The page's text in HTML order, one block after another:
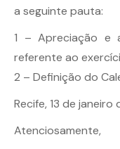
a seguinte pauta:
1 – Apreciação e
referente ao
2 – Definição do
Recife, 13 de janeiro
Atenciosamente,